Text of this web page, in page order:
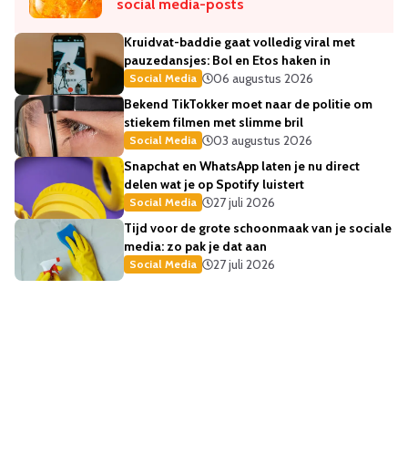
social media-posts
Kruidvat-baddie gaat volledig viral met
pauzedansjes: Bol en Etos haken in
Social Media
06 augustus 2026
Bekend TikTokker moet naar de politie om
stiekem filmen met slimme bril
Social Media
03 augustus 2026
Snapchat en WhatsApp laten je nu direct
delen wat je op Spotify luistert
Social Media
27 juli 2026
Tijd voor de grote schoonmaak van je sociale
media: zo pak je dat aan
Social Media 27 juli 2026